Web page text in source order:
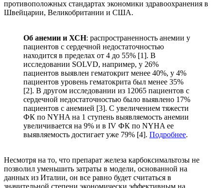
противоположных стандартах экономики здравоохранения в
Швейцарии, Великобритании и США.
Об анемии и ХСН: распространенность анемии у
пациентов с сердечной недостаточностью
находится в пределах от 4 до 55% [1]. В
исследовании SOLVD, например, у 26%
пациентов выявлен гематокрит менее 40%, у 4%
пациентов уровень гематокрита был менее 35%
[2]. В другом исследовании из 12065 пациентов с
сердечной недостаточностью было выявлено 17%
пациентов с анемией [3]. С увеличением тяжести
ФК по NYHA на 1 ступень выявляемость анемии
увеличивается на 9% и в IV ФК по NYHA ее
выявляемость достигает уже 79% [4]. Подробнее.
Несмотря на то, что препарат железа карбоксимальтозы не
позволил уменьшить затраты в модели, основанной на
данных из Италии, он все равно будет считаться в